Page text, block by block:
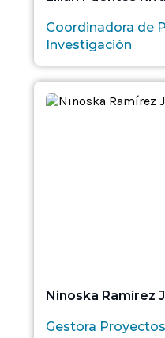
Coordinadora de
Investigación
Ninoska Ramírez
Gestora